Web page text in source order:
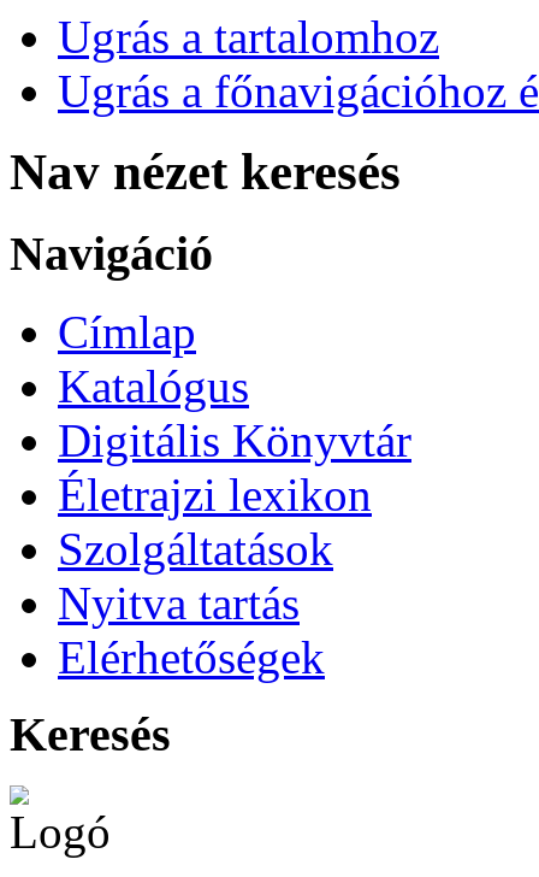
Ugrás a tartalomhoz
Ugrás a főnavigációhoz
Nav nézet keresés
Navigáció
Címlap
Katalógus
Digitális Könyvtár
Életrajzi lexikon
Szolgáltatások
Nyitva tartás
Elérhetőségek
Keresés